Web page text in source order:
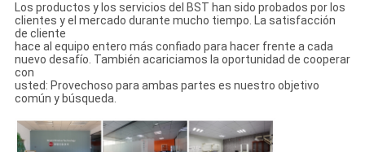
Los productos y los servicios del BST han sido probados por los
clientes y el mercado durante mucho tiempo. La satisfacción
de cliente
hace al equipo entero más confiado para hacer frente a cada
nuevo desafío. También acariciamos la oportunidad de cooperar
con
usted: Provechoso para ambas partes es nuestro objetivo
común y búsqueda.